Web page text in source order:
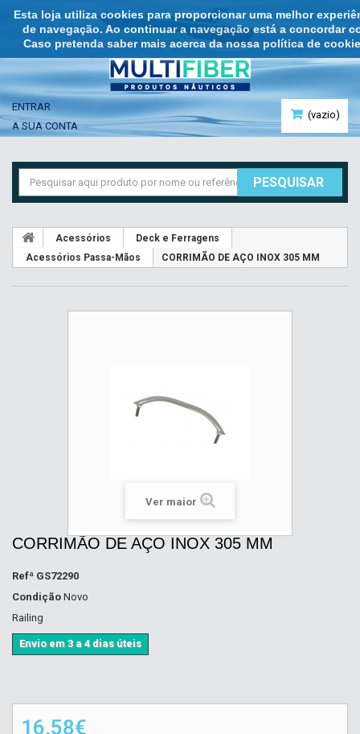
Esta loja utiliza cookies para proporcionar uma melhor
de navegação. Ao continuar a navegação está a concordar
Caso pretenda saber mais acerca da nossa política de
(vazio)
ENTRAR
A SUA CONTA
PESQUISAR
Acessórios
Deck e Ferragens
Acessórios Passa-Mãos
CORRIMÃO DE AÇO INOX 305 MM
Ver maior
CORRIMÃO DE AÇO INOX 305 MM
Refª GS72290
Condição Novo
Railing
Envio em 3 a 4 dias úteis
16,58€